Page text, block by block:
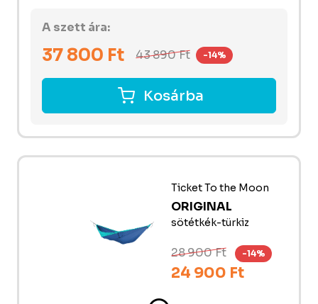
A szett ára:
37 800 Ft 43 890Ft -14%
Kosárba
Ticket To the Moon
ORIGINAL
sötétkék-türkiz
28 900 Ft -14%
24 900 Ft